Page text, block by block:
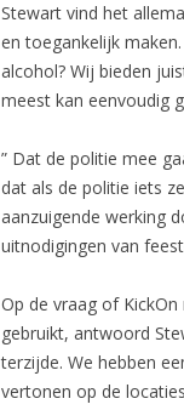
Stewart vind het
en toegankelijk
alcohol? Wij bieden
meest kan eenvoudig
” Dat de politie mee
dat als de politie iets
aanzuigende werking
uitnodigingen van
Op de vraag of
gebruikt, antwoord
terzijde. We hebben
vertonen op de